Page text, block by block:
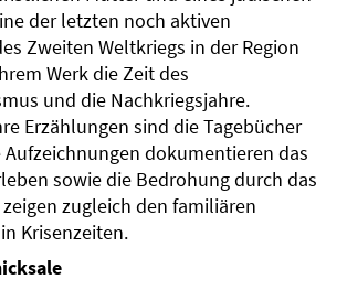
der letzten noch aktiven
Zweiten Weltkriegs in der Region
Werk die Zeit des
und die Nachkriegsjahre.
Erzählungen sind die Tagebücher
Aufzeichnungen dokumentieren das
sowie die Bedrohung durch das
zugleich den familiären
Krisenzeiten.